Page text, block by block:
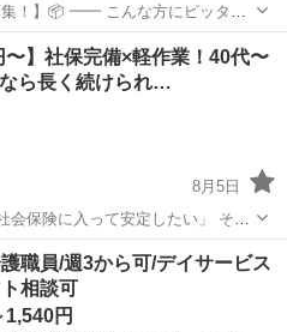
方にピッタ
ている方 ・副業・ダブルワークで
！ ━━ 弊社の特徴 ・
業 業務委託契約
〜】社保完備×軽作業！40代〜
ら長く続けられ…
8月5日
会保険に入って安定したい」 そん
ませんか？ ここは社長の意向で、
場です。 ★ここがイイ★
業 給料
職員/週3から可/デイサービス
相談可
円